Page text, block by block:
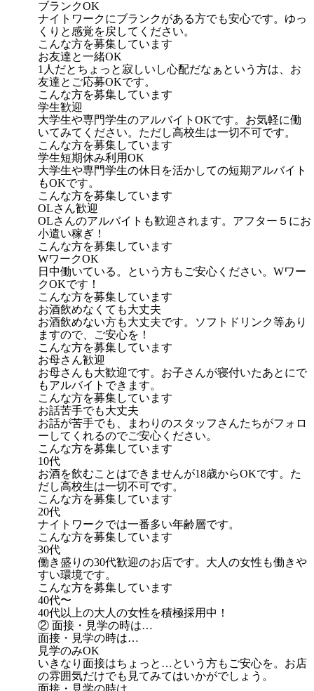
ブランクOK
ナイトワークにブランクがある方でも安心です。ゆっ
くりと感覚を戻してください。
こんな方を募集しています
お友達と一緒OK
1人だとちょっと寂しいし心配だなぁという方は、お
友達とご応募OKです。
こんな方を募集しています
学生歓迎
大学生や専門学生のアルバイトOKです。お気軽に働
いてみてください。ただし高校生は一切不可です。
こんな方を募集しています
学生短期休み利用OK
大学生や専門学生の休日を活かしての短期アルバイト
もOKです。
こんな方を募集しています
OLさん歓迎
OLさんのアルバイトも歓迎されます。アフター５にお
小遣い稼ぎ！
こんな方を募集しています
WワークOK
日中働いている。という方もご安心ください。Wワー
クOKです！
こんな方を募集しています
お酒飲めなくても大丈夫
お酒飲めない方も大丈夫です。ソフトドリンク等あり
ますので、ご安心を！
こんな方を募集しています
お母さん歓迎
お母さんも大歓迎です。お子さんが寝付いたあとにで
もアルバイトできます。
こんな方を募集しています
お話苦手でも大丈夫
お話が苦手でも、まわりのスタッフさんたちがフォロ
ーしてくれるのでご安心ください。
こんな方を募集しています
10代
お酒を飲むことはできませんが18歳からOKです。た
だし高校生は一切不可です。
こんな方を募集しています
20代
ナイトワークでは一番多い年齢層です。
こんな方を募集しています
30代
働き盛りの30代歓迎のお店です。大人の女性も働きや
すい環境です。
こんな方を募集しています
40代〜
40代以上の大人の女性を積極採用中！
② 面接・見学の時は…
面接・見学の時は…
見学のみOK
いきなり面接はちょっと…という方もご安心を。お店
の雰囲気だけでも見てみてはいかがでしょう。
面接・見学の時は…